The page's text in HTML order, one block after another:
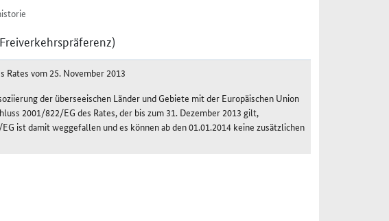
vom 25. November 2013
der überseeischen Länder und Gebiete mit der Europäischen Union
2001/822/EG des Rates, der bis zum 31. Dezember 2013 gilt,
ist damit weggefallen und es können ab den 01.01.2014 keine zusätzlichen